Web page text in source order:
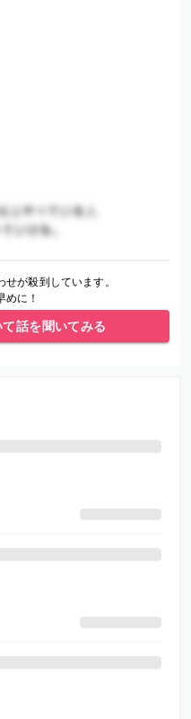
が殺到しています。
めに！
話を聞いてみる